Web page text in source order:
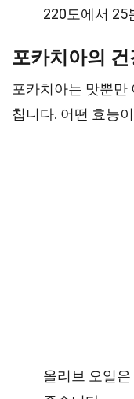
220도에서 25
포카치아의
포카치아는 맛뿐만
칩니다. 어떤 효능
올리브 오일